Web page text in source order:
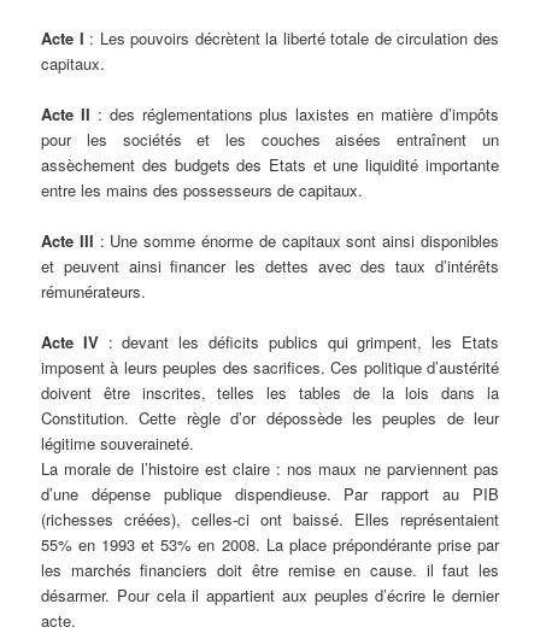
Acte I : Les pouvoirs décrètent la liberté totale de circulation des
capitaux.
Acte II : des réglementations plus laxistes en matière d’impôts
pour les sociétés et les couches aisées entraînent un
assèchement des budgets des Etats et une liquidité importante
entre les mains des possesseurs de capitaux.
Acte III : Une somme énorme de capitaux sont ainsi disponibles
et peuvent ainsi financer les dettes avec des taux d’intérêts
rémunérateurs.
Acte IV: devant les déficits publics qui grimpent, les Etats
imposent à leurs peuples des sacrifices. Ces politique d’austérité
doivent être inscrites, telles les tables de la lois dans la
Constitution. Cette règle d’or dépossède les peuples de leur
légitime souveraineté.
La morale de l’histoire est claire : nos maux ne parviennent pas
d’une dépense publique dispendieuse. Par rapport au PIB
(richesses créées), celles-ci ont baissé. Elles représentaient
55% en 1993 et 53% en 2008. La place prépondérante prise par
les marchés financiers doit être remise en cause. il faut les
désarmer. Pour cela il appartient aux peuples d’écrire le dernier
acte.